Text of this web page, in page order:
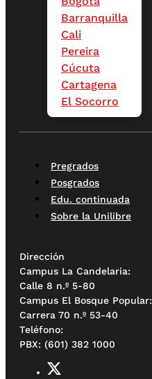
Barranquilla
Cali
Pereira
Cúcuta
Cartagena
El Socorro
Pregrados
Posgrados
Edu. continuada
Sobre la Unilibre
Dirección
Campus La Candelaria:
Calle 8 n.º 5-80
Campus El Bosque Popular:
Carrera 70 n.º 53-40
Teléfono:
PBX: (601) 382 1000